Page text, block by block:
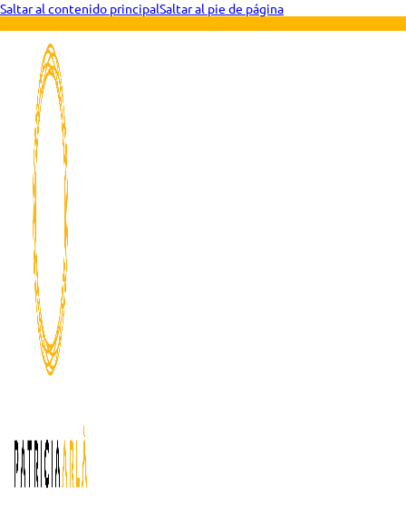
Saltar al contenido principalSaltar al pie de página